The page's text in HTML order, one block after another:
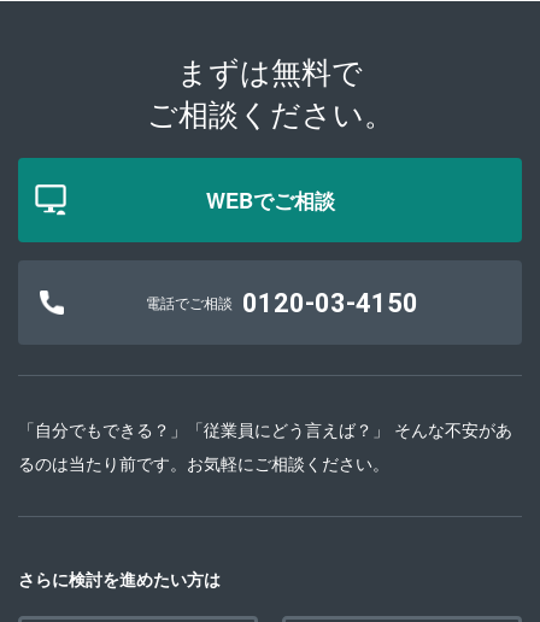
まずは無料で
ご相談ください。
WEBでご相談
電話でご相談 0120-03-4150
「自分でもできる？」「従業員にどう言えば？」 そんな不安があ
るのは当たり前です。お気軽にご相談ください。
さらに検討を進めたい方は